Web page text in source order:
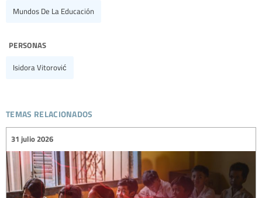
Mundos De La Educación
personas
Isidora Vitorović
temas relacionados
31 julio 2026